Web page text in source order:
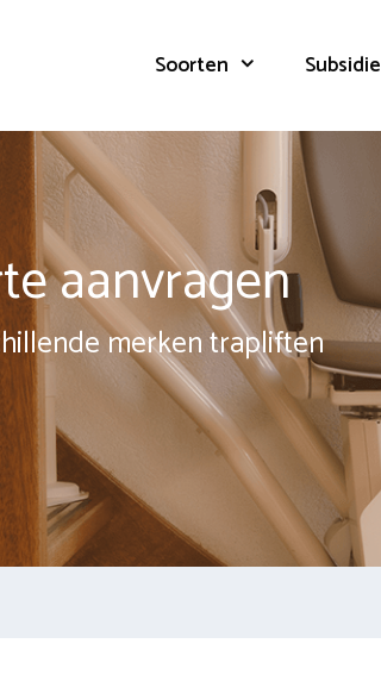
Soorten Subsidie
aanvragen
merken trapliften